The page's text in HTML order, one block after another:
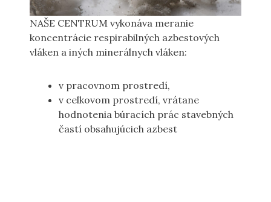
NAŠE CENTRUM vykonáva meranie
koncentrácie respirabilných azbestových
vláken a iných minerálnych vláken:
v pracovnom prostredí,
v celkovom prostredí, vrátane
hodnotenia búracích prác stavebných
častí obsahujúcich azbest